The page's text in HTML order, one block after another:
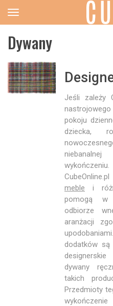
Dywany
Jeśli zależy
pokoju
dziecka,
meble i
pomogą w
odbiorze
aranżacji
dodatków
dywany
takich
Przedmioty